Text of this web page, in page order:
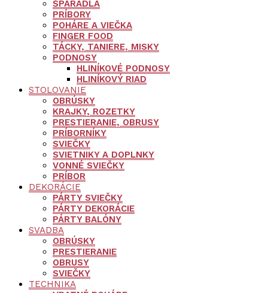
ŠPÁRADLÁ
PRÍBORY
POHÁRE A VIEČKA
FINGER FOOD
TÁCKY, TANIERE, MISKY
PODNOSY
HLINÍKOVÉ PODNOSY
HLINÍKOVÝ RIAD
STOLOVANIE
OBRÚSKY
KRAJKY, ROZETKY
PRESTIERANIE, OBRUSY
PRÍBORNÍKY
SVIEČKY
SVIETNIKY A DOPLNKY
VONNÉ SVIEČKY
PRÍBOR
DEKORÁCIE
PÁRTY SVIEČKY
PÁRTY DEKORÁCIE
PÁRTY BALÓNY
SVADBA
OBRÚSKY
PRESTIERANIE
OBRUSY
SVIEČKY
TECHNIKA